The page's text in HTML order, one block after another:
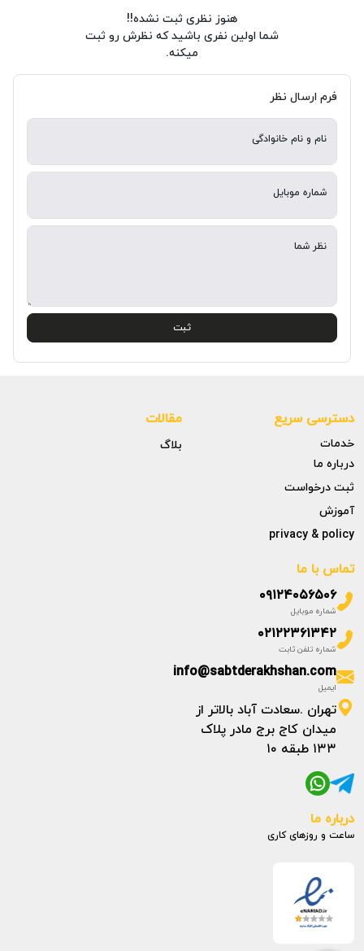
هنوز نظری ثبت نشده!!
شما اولین نفری باشید که نظرش رو ثبت
میکنه.
فرم ارسال نظر
نام و نام خانوادگی
شماره موبایل
نظر شما
ثبت
دسترسی سریع
خدمات
درباره ما
ثبت درخواست
آموزش
privacy & policy
مقالات
بلاگ
تماس با ما
۰۹۱۲۴۰۵۶۵۰۶
شماره موبایل
۰۲۱۲۲۳۶۱۳۴۲
شماره تلفن ثابت
info@sabtderakhshan.com
ایمیل
تهران .سعادت آباد بالاتر از
میدان کاج برج مادر پلاک
۱۳۳ طبقه ۱۰
درباره ما
ساعت و روزهای کاری